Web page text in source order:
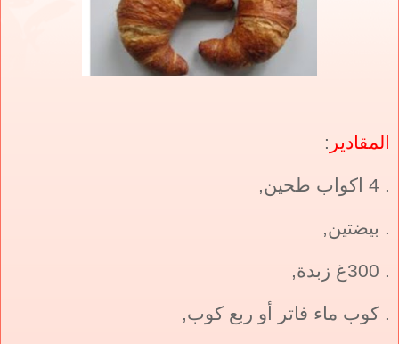
المقادير :
. 4 اكواب طحين,
. بيضتين,
. 300غ زبدة,
. كوب ماء فاتر أو ربع كوب,